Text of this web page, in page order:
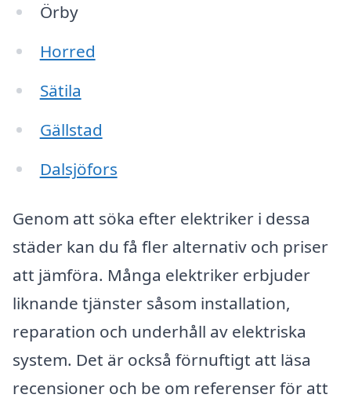
Örby
Horred
Sätila
Gällstad
Dalsjöfors
Genom att söka efter elektriker i dessa
städer kan du få fler alternativ och priser
att jämföra. Många elektriker erbjuder
liknande tjänster såsom installation,
reparation och underhåll av elektriska
system. Det är också förnuftigt att läsa
recensioner och be om referenser för att